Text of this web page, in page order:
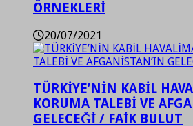
ÖRNEKLERİ
20/07/2021
TÜRKİYE’NİN KABİL
KORUMA TALEBİ VE
GELECEĞİ / FAİK BULUT